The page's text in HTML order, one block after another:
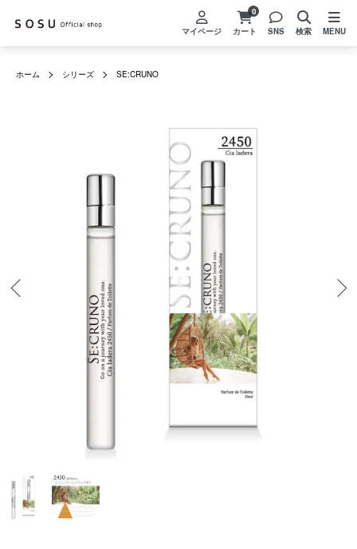
マイページ
0
カート
SNS 検索 MENU
ホーム シリーズ SE:CRUNO